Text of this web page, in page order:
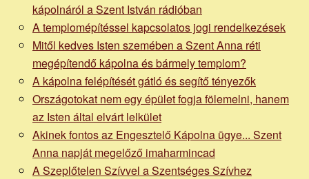
kápolnáról a Szent István rádióban
A templomépítéssel kapcsolatos jogi rendelkezések
Mitől kedves Isten szemében a Szent Anna réti
megépítendő kápolna és bármely templom?
A kápolna felépítését gátló és segítő tényezők
Országotokat nem egy épület fogja fölemelni, hanem
az Isten által elvárt lelkület
Akinek fontos az Engesztelő Kápolna ügye... Szent
Anna napját megelőző imaharmincad
A Szeplőtelen Szívvel a Szentséges Szívhez